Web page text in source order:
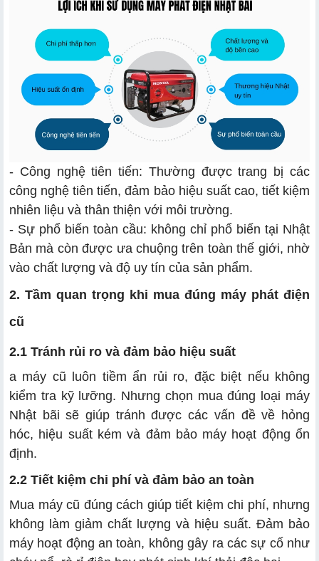
- Công nghệ tiên tiến: Thường được trang bị các
công nghệ tiên tiến, đảm bảo hiệu suất cao, tiết kiệm
nhiên liệu và thân thiện với môi trường.
- Sự phổ biến toàn cầu: không chỉ phổ biến tại Nhật
Bản mà còn được ưa chuộng trên toàn thế giới, nhờ
vào chất lượng và độ uy tín của sản phẩm.
2. Tầm quan trọng khi mua đúng máy phát điện
cũ
2.1 Tránh rủi ro và đảm bảo hiệu suất
a máy cũ luôn tiềm ẩn rủi ro, đặc biệt nếu không
kiểm tra kỹ lưỡng. Nhưng chọn mua đúng loại máy
Nhật bãi sẽ giúp tránh được các vấn đề về hỏng
hóc, hiệu suất kém và đảm bảo máy hoạt động ổn
định.
2.2 Tiết kiệm chi phí và đảm bảo an toàn
Mua máy cũ đúng cách giúp tiết kiệm chi phí, nhưng
không làm giảm chất lượng và hiệu suất. Đảm bảo
máy hoạt động an toàn, không gây ra các sự cố như